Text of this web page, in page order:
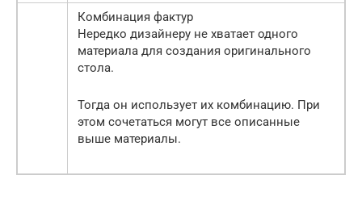
Комбинация фактур
Нередко дизайнеру не хватает одного
материала для создания оригинального
стола.
Тогда он использует их комбинацию. При
этом сочетаться могут все описанные
выше материалы.